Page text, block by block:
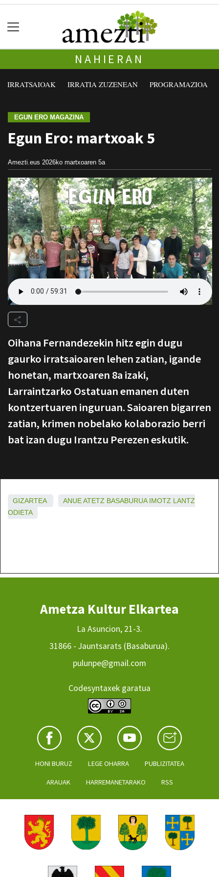
NAHIERAN
IRRATSAIOAK IRRATIA ZUZENEAN PROGRAMAZIOA
EGUN ERO MAGAZINA
Egun Ero: martxoak 5
Amezti.eus 2026ko martxoaren 5a
Oihana Fernandezekin hitz egin dugu
gaurko irratsaioaren lehen zatian, igande
honetan, martxoaren 8a izaki,
Larraintzarko Ostatuan emanen duten
kontzertuaren inguruan. Saioaren bigarren
zatian, krimen nobelako kolaborazio berri
bat izan dugu Irantzu Perezen eskutik.
GIZARTEA ANUEATETZ BASABURUA IMOTZ LANTZ
ODIETA
Ametza Kultur Elkartea
La Asuncion, 21-3.
31866 - Jauntsarats (Basaburua).
pulunpe@gmail.com
Codesyntaxek garatua
HONI BURUZ LEGE OHARRA PUBLIZITATEA
ARAUAK HARREMANETARAKO RSS